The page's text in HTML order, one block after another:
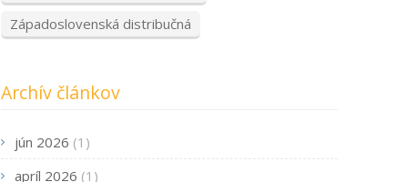
Západoslovenská distribučná
Archív článkov
jún 2026 (1)
apríl 2026 (1)